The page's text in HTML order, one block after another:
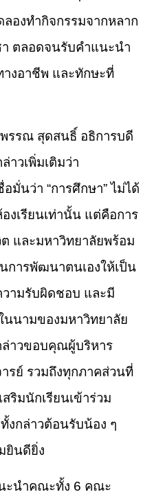
องทำกิจกรรมจากหลาก
ตลอดจนรับคำแนะนำ
งอาชีพ และทักษะที่
รรณ สุดสนธิ์ อธิการบดี
าวเพิ่มเติมว่า
มั่นว่า “การศึกษา” ไม่ได้
องเรียนเท่านั้น แต่คือการ
ต และมหาวิทยาลัยพร้อม
การพัฒนาตนเองให้เป็น
ามรับผิดชอบ และมี
นนามของมหาวิทยาลัย
าวขอบคุณผู้บริหาร
รย์ รวมถึงทุกภาคส่วนที่
ริมนักเรียนเข้าร่วม
งกล่าวต้อนรับน้อง ๆ
ยินดียิ่ง
ะนำคณะทั้ง 6 คณะ